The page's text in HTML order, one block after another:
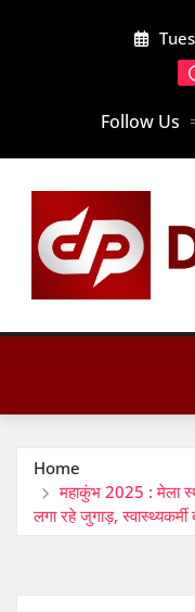
Follow Us
Home
महाकुंभ 2025 : मेला
लगा रहे जुगाड़,